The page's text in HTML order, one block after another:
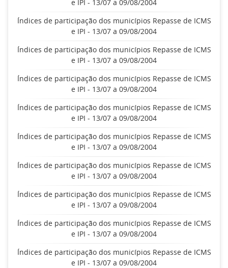
e IPI - 13/07 a 09/08/2004
Índices de participação dos municípios Repasse de ICMS
e IPI - 13/07 a 09/08/2004
Índices de participação dos municípios Repasse de ICMS
e IPI - 13/07 a 09/08/2004
Índices de participação dos municípios Repasse de ICMS
e IPI - 13/07 a 09/08/2004
Índices de participação dos municípios Repasse de ICMS
e IPI - 13/07 a 09/08/2004
Índices de participação dos municípios Repasse de ICMS
e IPI - 13/07 a 09/08/2004
Índices de participação dos municípios Repasse de ICMS
e IPI - 13/07 a 09/08/2004
Índices de participação dos municípios Repasse de ICMS
e IPI - 13/07 a 09/08/2004
Índices de participação dos municípios Repasse de ICMS
e IPI - 13/07 a 09/08/2004
Índices de participação dos municípios Repasse de ICMS
e IPI - 13/07 a 09/08/2004